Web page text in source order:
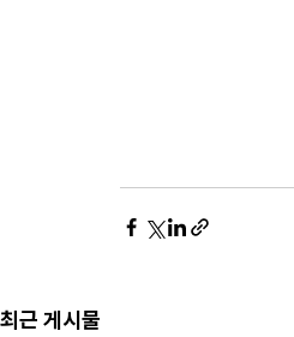
최근 게시물